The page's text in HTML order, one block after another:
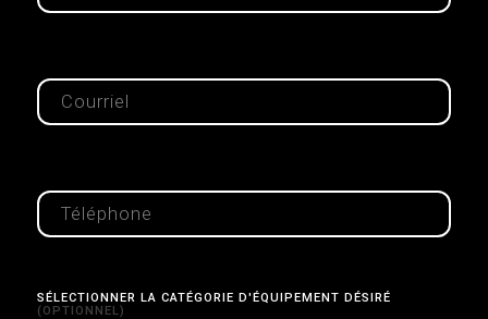
SÉLECTIONNER LA CATÉGORIE D'ÉQUIPEMENT DÉSIRÉ
(OPTIONNEL)